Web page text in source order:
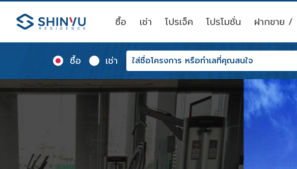
ซื้อ เช่า โปรเจ็ค โปรโมชั่น ฝากขาย /
ซื้อ เช่า